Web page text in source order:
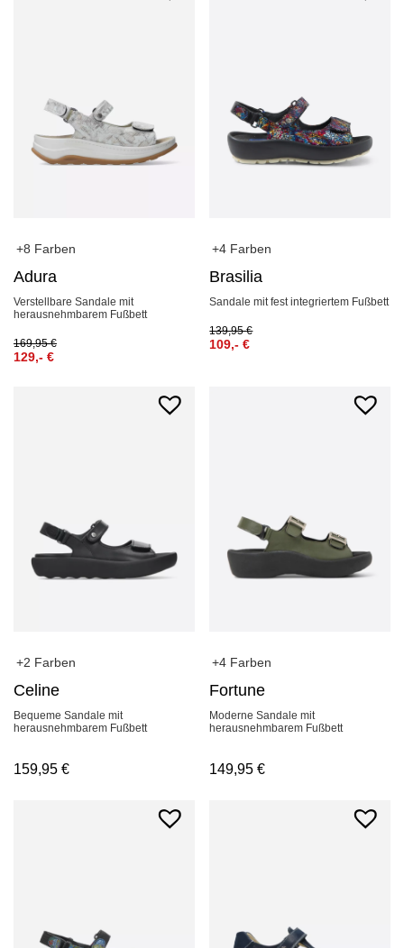
+8 Farben
Adura
Verstellbare Sandale mit
herausnehmbarem Fußbett
169,95€
129,- €
+4 Farben
Brasilia
Sandale mit fest integriertem Fußbett
139,95€
109,-€
+2 Farben
Celine
Bequeme Sandale mit
herausnehmbarem Fußbett
159,95 €
+4 Farben
Fortune
Moderne Sandale mit
herausnehmbarem Fußbett
149,95€